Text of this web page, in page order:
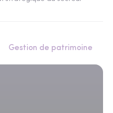
Gestion de patrimoine